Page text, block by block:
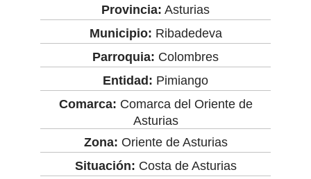
Provincia: Asturias
Municipio: Ribadedeva
Parroquia: Colombres
Entidad: Pimiango
Comarca: Comarca del Oriente de
Asturias
Zona: Oriente de Asturias
Situación: Costa de Asturias